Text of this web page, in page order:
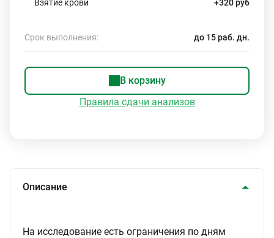
Взятие крови +320 руб
Срок выполнения: до 15 раб. дн.
В корзину
Правила сдачи анализов
Описание
На исследование есть ограничения по дням